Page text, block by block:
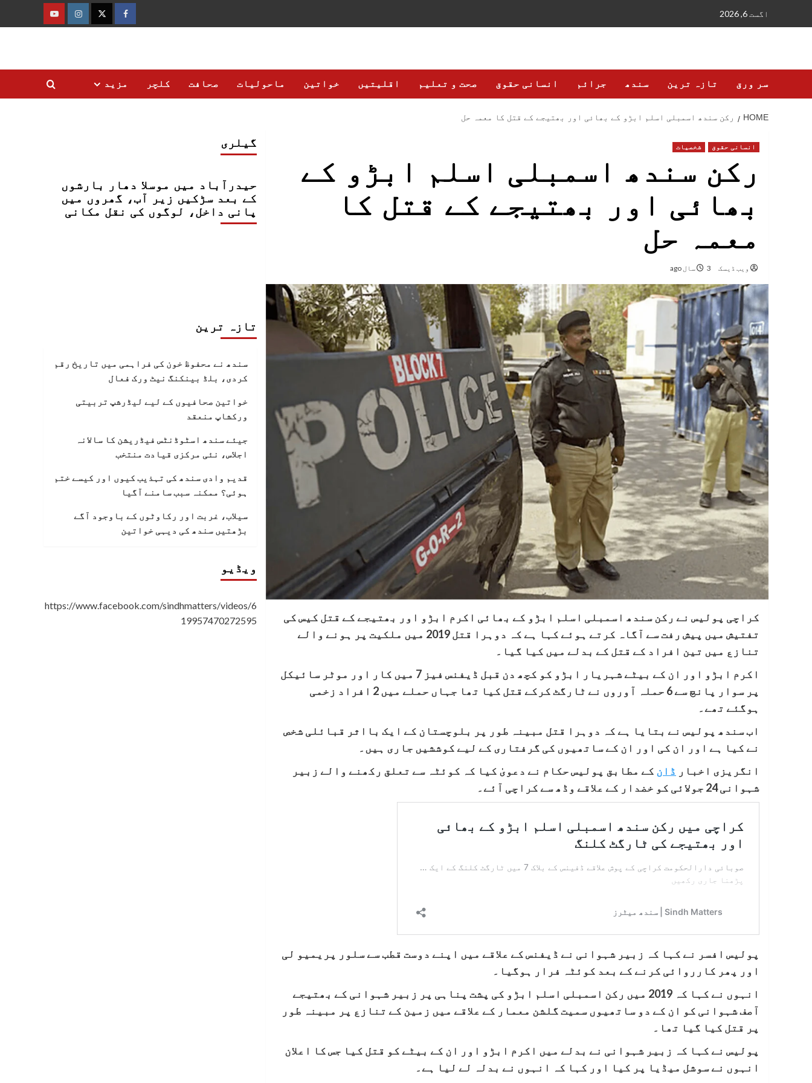
اگست 6, 2026
فیس
ٹوئٹرانسٹاگرام
یوٹیوب
سر ورق تازہ ترین سندھ جرائم انسانی حقوق صحت و تعلیم اقلیتیں خواتین ماحولیات صحافت کلچر مزید
HOME رکن سندھ اسمبلی اسلم ابڑو کے بھائی اور بھتیجے کے قتل کا معمہ حل
انسانی حقوق شخصیات
رکن سندھ اسمبلی اسلم ابڑو کے
بھائی اور بھتیجے کے قتل کا
معمہ حل
ویب ڈیسک 3 سال ago
کراچی پولیس نے رکن سندھ اسمبلی اسلم ابڑو کے بھائی اکرم ابڑو اور بھتیجے کے قتل کیس کی
تفتیش میں پیش رفت سے آگاہ کرتے ہوئے کہا ہے کہ دوہرا قتل 2019 میں ملکیت پر ہونے والے
تنازع میں تین افراد کے قتل کے بدلے میں کیا گیا۔
اکرم ابڑو اور ان کے بیٹے شہریار ابڑو کو کچھ دن قبل ڈیفنس فیز 7 میں کار اور موٹر سائیکل
پر سوار پانچ سے 6 حملہ آوروں نے ٹارگٹ کرکے قتل کیا تھا جہاں حملے میں 2 افراد زخمی
ہوگئے تھے۔
اب سندھ پولیس نے بتایا ہے کہ دوہرا قتل مبینہ طور پر بلوچستان کے ایک بااثر قبائلی شخص
نے کیا ہے اور ان کی اور ان کے ساتھیوں کی گرفتاری کے لیے کوششیں جاری ہیں۔
انگریزی اخبار ڈان کے مطابق پولیس حکام نے دعویٰ کیا کہ کوئٹہ سے تعلق رکھنے والے زبیر
شہوانی 24 جولائی کو خضدار کے علاقے وڈھ سے کراچی آئے۔
پولیس افسر نے کہا کہ زبیر شہوانی نے ڈیفنس کے علاقے میں اپنے دوست قطب سے سلور پریمیو لی
اور پھر کارروائی کرنے کے بعد کوئٹہ فرار ہوگیا۔
انہوں نے کہا کہ 2019 میں رکن اسمبلی اسلم ابڑو کی پشت پناہی پر زبیر شہوانی کے بھتیجے
آصف شہوانی کو ان کے دو ساتھیوں سمیت گلشن معمار کے علاقے میں زمین کے تنازع پر مبینہ طور
پر قتل کیا گیا تھا۔
پولیس نے کہا کہ زبیر شہوانی نے بدلے میں اکرم ابڑو اور ان کے بیٹے کو قتل کیا جس کا اعلان
انہوں نے سوشل میڈیا پر کیا اور کہا کہ انہوں نے بدلہ لے لیا ہے۔
گیلری
حیدرآباد میں موسلا دھار بارشوں
کے بعد سڑکیں زیر آب، گھروں میں
پانی داخل، لوگوں کی نقل مکانی
تازہ ترین
سندھ نے محفوظ خون کی فراہمی میں تاریخ رقم
کردی، بلڈ بینکنگ نیٹ ورک فعال
خواتین صحافیوں کے لیے لیڈرشپ تربیتی
ورکشاپ منعقد
جیئے سندھ اسٹوڈنٹس فیڈریشن کا سالانہ
اجلاس، نئی مرکزی قیادت منتخب
قدیم وادی سندھ کی تہذیب کیوں اور کیسے ختم
ہوئی؟ ممکنہ سبب سامنے آگیا
سیلاب، غربت اور رکاوٹوں کے باوجود آگے
بڑھتیں سندھ کی دیہی خواتین
ویڈیو
https://www.facebook.com/sindhmatters/videos/6
19957470272595